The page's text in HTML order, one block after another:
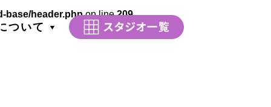
ついて
base/header.phpon line209